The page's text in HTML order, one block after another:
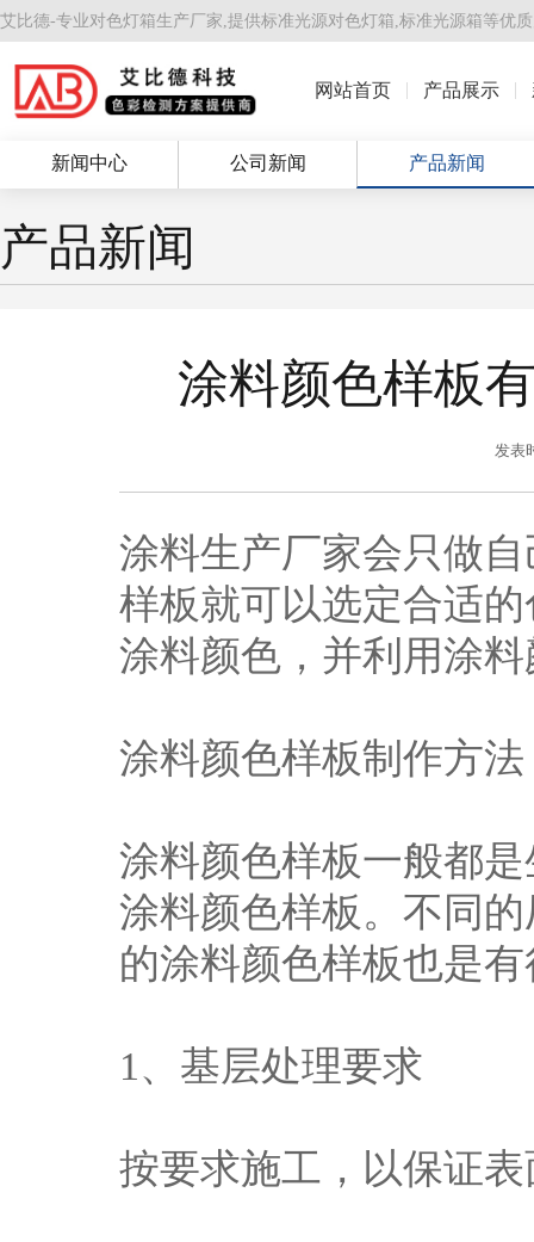
艾比德-专业对色灯箱生产厂家,提供标准光源对色灯箱,标准光源箱等优
网站首页 产品展示
新闻中心 公司新闻 产品新闻
产品新闻
涂料颜色样板
发表
涂料生产厂家会只做
样板就可以选定合适
涂料颜色，并利用涂
涂料颜色样板制作方法
涂料颜色样板一般都
涂料颜色样板。不同
的涂料颜色样板也是
1、基层处理要求
按要求施工，以保证